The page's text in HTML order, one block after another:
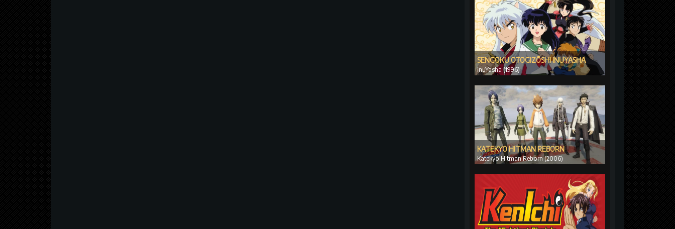
SENGOKU OTOGIZŌSHI INUYASHA
InuYasha (1996)
KATEKYO HITMAN REBORN
Katekyo Hitman Reborn (2006)